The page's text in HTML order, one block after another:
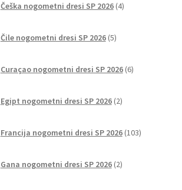
Češka nogometni dresi SP 2026 4izdelki
Čile nogometni dresi SP 2026 5izdelkov
Curaçao nogometni dresi SP 2026 6izdelkov
Egipt nogometni dresi SP 2026 2izdelka
Francija nogometni dresi SP 2026 103izdelki
Gana nogometni dresi SP 2026 2izdelka